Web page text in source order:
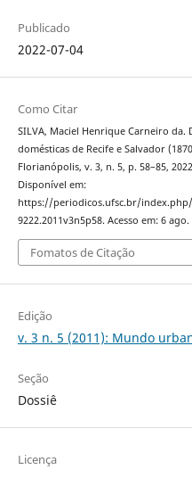
Publicado
2022-07-04
Como Citar
SILVA, Maciel Henrique Carneiro da.
domésticas de Recife e Salvador
Florianópolis, v. 3, n. 5, p. 58–85,
Disponível em:
https://periodicos.ufsc.br/
9222.2011v3n5p58. Acesso em: 6 ago.
Fomatos de Citação
Edição
v. 3 n. 5 (2011): Mundo
Seção
Dossiê
Licença